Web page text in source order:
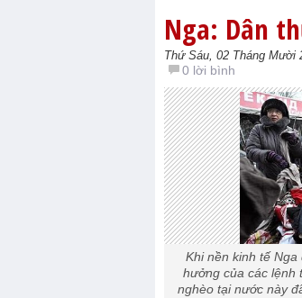
Nga: Dân
Thứ Sáu, 02 Tháng Mười
0 lời bình
Khi nền kinh tế
hưởng của các lệnh
nghèo tại nước này